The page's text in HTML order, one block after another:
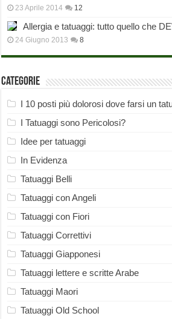
23 Aprile 2014 12
Allergia e tatuaggi: tutto quello che
24 Giugno 2013 8
Categorie
I 10 posti più dolorosi dove farsi un
I Tatuaggi sono Pericolosi?
Idee per tatuaggi
In Evidenza
Tatuaggi Belli
Tatuaggi con Angeli
Tatuaggi con Fiori
Tatuaggi Correttivi
Tatuaggi Giapponesi
Tatuaggi lettere e scritte Arabe
Tatuaggi Maori
Tatuaggi Old School